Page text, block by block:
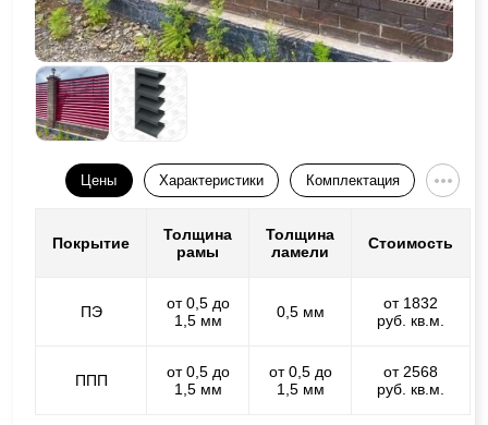
Цены Характеристики Комплектация
Покрытие
Толщина
рамы
Толщина
ламели
Стоимость
ПЭ
от 0,5 до
1,5 мм
0,5 мм
от 1832
руб. кв.м.
ППП
от 0,5 до
1,5 мм
от 0,5 до
1,5 мм
от 2568
руб. кв.м.